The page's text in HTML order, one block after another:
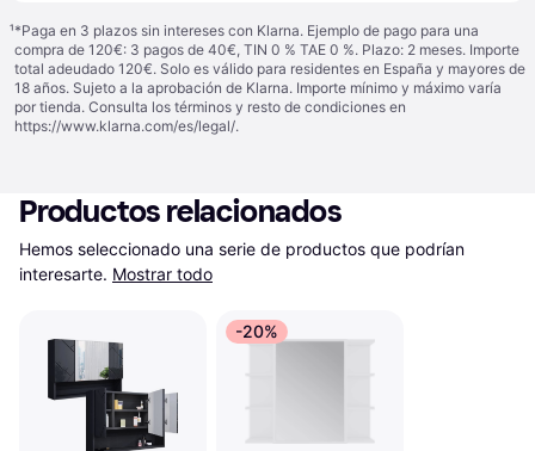
¹*Paga en 3 plazos sin intereses con Klarna. Ejemplo de pago para una
compra de 120€: 3 pagos de 40€, TIN 0 % TAE 0 %. Plazo: 2 meses. Importe
total adeudado 120€. Solo es válido para residentes en España y mayores de
18 años. Sujeto a la aprobación de Klarna. Importe mínimo y máximo varía
por tienda. Consulta los términos y resto de condiciones en
https://www.klarna.com/es/legal/.
Productos relacionados
Hemos seleccionado una serie de productos que podrían
interesarte. Mostrar todo
-20%